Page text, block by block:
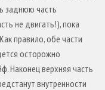
заднюю часть
не двигать!), пока
правило, обе части
осторожно
Наконец верхняя часть
внутренности